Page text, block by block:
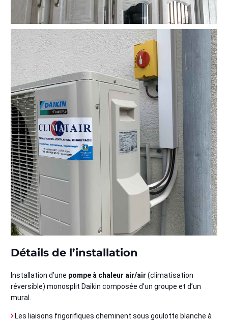
Détails de l’installation
Installation d’une pompe à chaleur air/air (climatisation
réversible) monosplit Daikin composée d’un groupe et d’un
mural.
Les liaisons frigorifiques cheminent sous goulotte blanche à